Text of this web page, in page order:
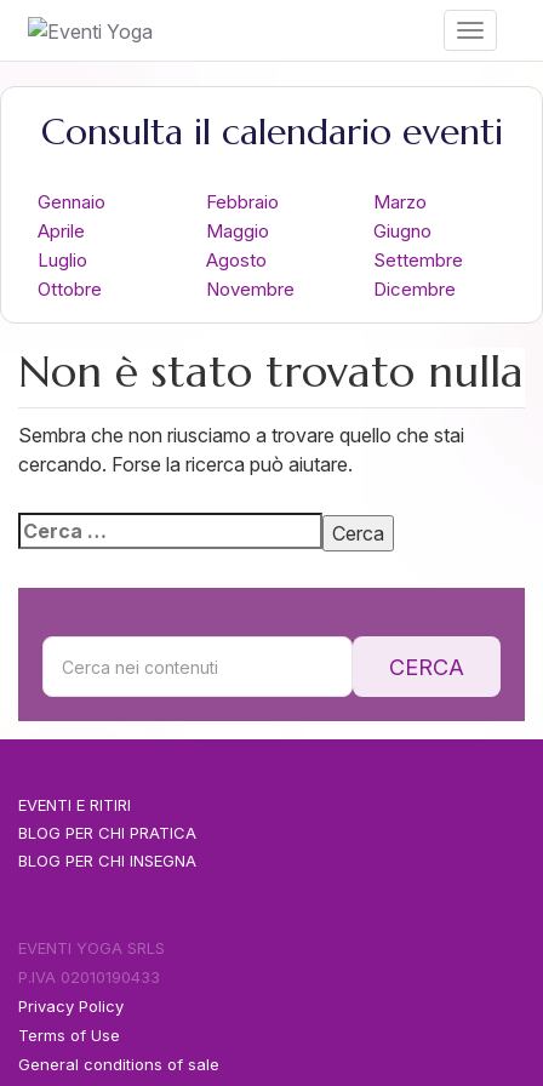
Toggle
Consulta il calendario eventi
Gennaio Febbraio
Marzo
Aprile
Maggio
Giugno
Luglio
Agosto
Settembre
Ottobre
Novembre Dicembre
Non è stato trovato nulla
Sembra che non riusciamo a trovare quello che stai
cercando. Forse la ricerca può aiutare.
CERCA
EVENTI E RITIRI
BLOG PER CHI PRATICA
BLOG PER CHI INSEGNA
EVENTI YOGA SRLS
P.IVA 02010190433
Privacy Policy
Terms of Use
General conditions of sale